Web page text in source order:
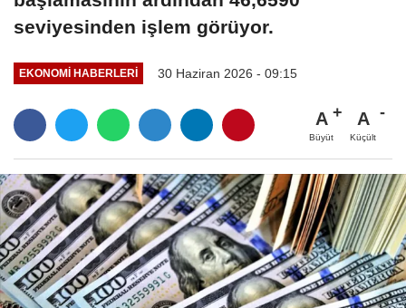
seviyesinden işlem görüyor.
EKONOMI HABERLERI 30 Haziran 2026 - 09:15
A
Büyüt
A
Küçült